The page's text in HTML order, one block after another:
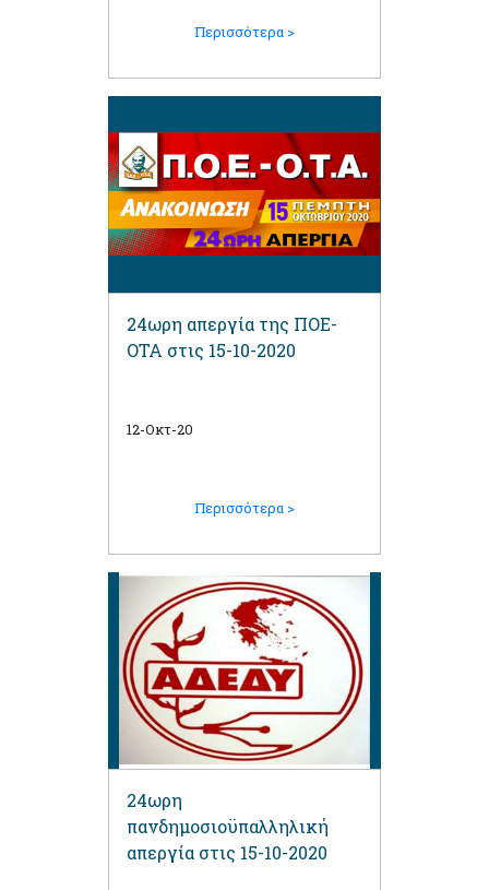
Περισσότερα >
24ωρη απεργία της ΠΟΕ-
ΟΤΑ στις 15-10-2020
12-Οκτ-20
Περισσότερα >
24ωρη
πανδημοσιοϋπαλληλική
απεργία στις 15-10-2020